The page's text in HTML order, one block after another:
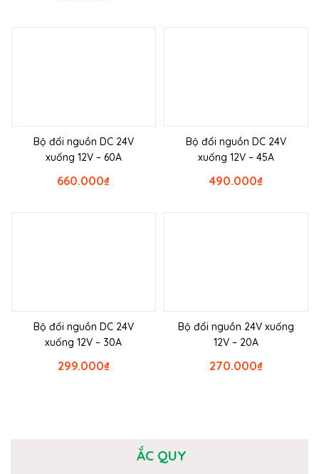
Bộ đổi nguồn DC 24V
xuống 12V – 60A
₫
660.000
Bộ đổi nguồn DC 24V
xuống 12V – 45A
₫
490.000
Bộ đổi nguồn DC 24V
xuống 12V – 30A
₫
299.000
Bộ đổi nguồn 24V xuống
12V – 20A
₫
270.000
ẮC QUY